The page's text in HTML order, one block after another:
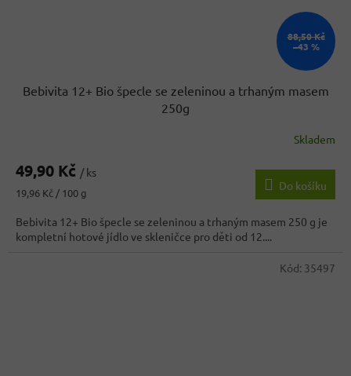
88,50 Kč
–43 %
Bebivita 12+ Bio špecle se zeleninou a trhaným masem
250g
Skladem
49,90 Kč / ks
Měrná
19,96 Kč / 100 g
Do košíku
Bebivita 12+ Bio špecle se zeleninou a trhaným masem 250 g je
kompletní hotové jídlo ve skleničce pro děti od 12....
Kód: 35497